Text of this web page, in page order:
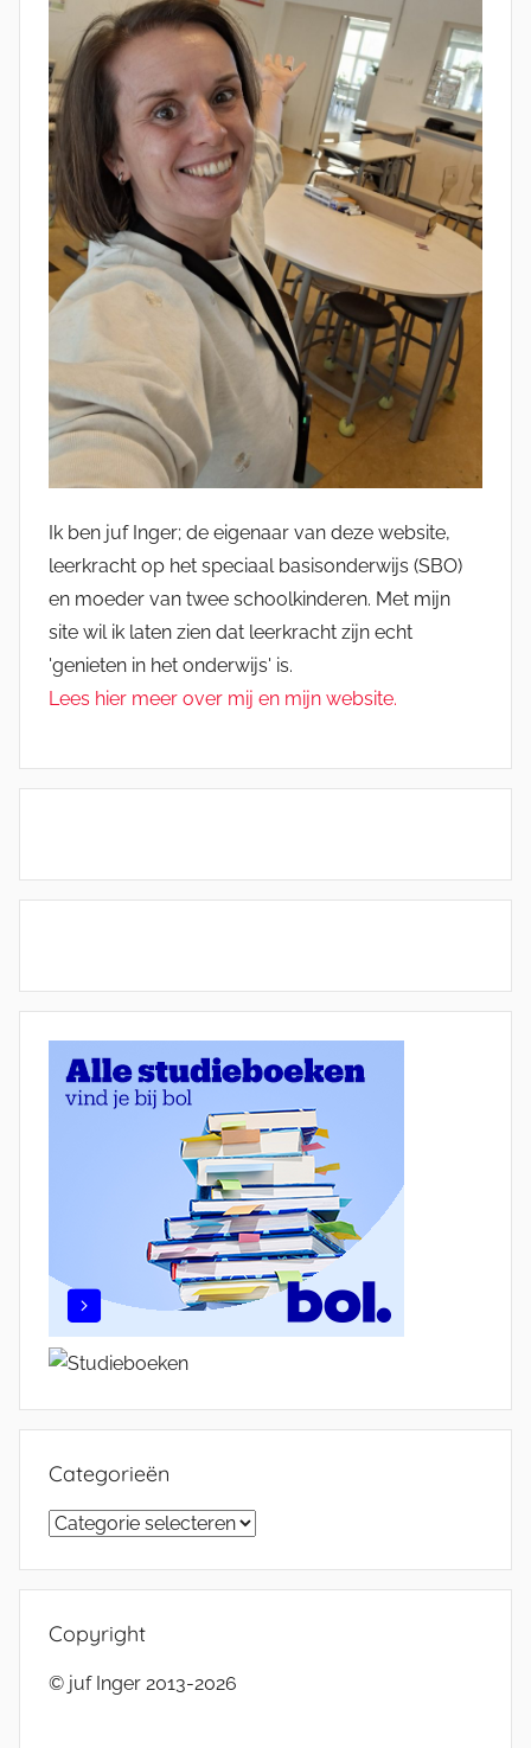
Ik ben juf Inger; de eigenaar van deze website,
leerkracht op het speciaal basisonderwijs (SBO)
en moeder van twee schoolkinderen. Met mijn
site wil ik laten zien dat leerkracht zijn echt
'genieten in het onderwijs' is.
Lees hier meer over mij en mijn website.
Categorieën
Categorieën
Copyright
© juf Inger 2013-2026